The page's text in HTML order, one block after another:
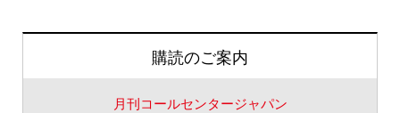
購読のご案内
月刊コールセンタージャパン